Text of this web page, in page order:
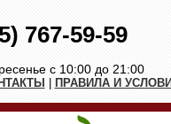
767-59-59
с 10:00 до 21:00
ПРАВИЛА И